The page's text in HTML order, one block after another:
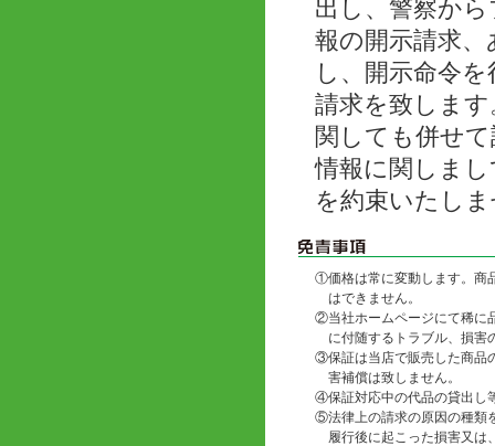
出し、警察か
報の開示請求
し、開示命令
請求を致しま
関しても併せ
情報に関しま
を約束いたし
①価格は常に変動します。商
はできません。
②当社ホームページにて稀に
に付随するトラブル、損害
③保証は当店で販売した商品
害補償は致しません。
④保証対応中の代品の貸出し
⑤法律上の請求の原因の種類
履行後に起こった損害又は